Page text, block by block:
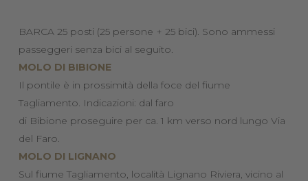
BARCA 25 posti (25 persone + 25 bici). Sono ammessi
passeggeri senza bici al seguito.
MOLO DI BIBIONE
Il pontile è in prossimità della foce del fiume
Tagliamento. Indicazioni: dal faro
di Bibione proseguire per ca. 1 km verso nord lungo Via
del Faro.
MOLO DI LIGNANO
Sul fiume Tagliamento, località Lignano Riviera, vicino al